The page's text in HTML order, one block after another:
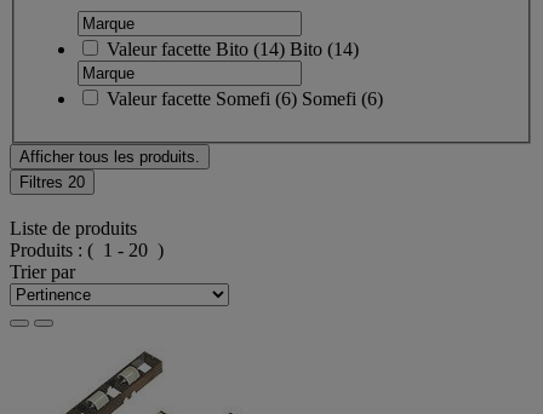
Valeur facette Bito (14) Bito (14)
Valeur facette Somefi (6) Somefi (6)
Afficher tous les produits.
Filtres 20
Liste de produits
Produits : ( 1 - 20 )
Trier par